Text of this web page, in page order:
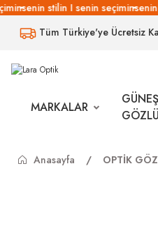
senin stilin I senin seçiminsenin
Tüm Türkiye'ye Ücretsiz
MARKALAR
GÜNEŞ
Anasayfa OPTİK